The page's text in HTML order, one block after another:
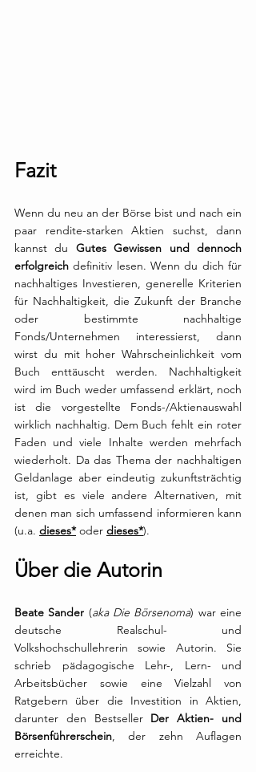
Fazit
Wenn du neu an der Börse bist und nach ein
paar rendite-starken Aktien suchst, dann
kannst du Gutes Gewissen und dennoch
erfolgreich definitiv lesen. Wenn du dich für
nachhaltiges Investieren, generelle Kriterien
für Nachhaltigkeit, die Zukunft der Branche
oder bestimmte nachhaltige
Fonds/Unternehmen interessierst, dann
wirst du mit hoher Wahrscheinlichkeit vom
Buch enttäuscht werden. Nachhaltigkeit
wird im Buch weder umfassend erklärt, noch
ist die vorgestellte Fonds-/Aktienauswahl
wirklich nachhaltig. Dem Buch fehlt ein roter
Faden und viele Inhalte werden mehrfach
wiederholt. Da das Thema der nachhaltigen
Geldanlage aber eindeutig zukunftsträchtig
ist, gibt es viele andere Alternativen, mit
denen man sich umfassend informieren kann
(u.a. dieses* oder dieses*).
Über die Autorin
Beate Sander (aka Die Börsenoma) war eine
deutsche Realschul-
Volkshochschul lehrerin sowie Autorin. Sie
schrieb pädagogische Lehr-, Lern- und
Ratgebern über die Investition in Aktien,
darunter den Bestseller Der Aktien- und
Börsenführerschein, der zehn Auflagen
erreichte.